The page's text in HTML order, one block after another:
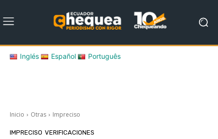
Inglés Español Português
Inicio Otras Impreciso
IMPRECISO VERIFICACIONES